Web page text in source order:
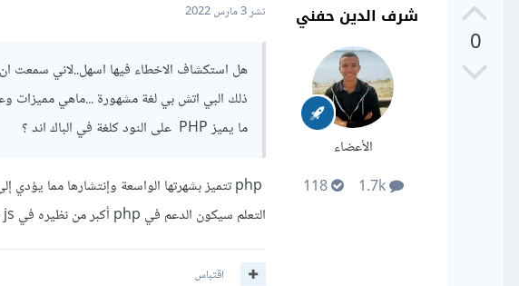
0
شرف الدين حفني
الأعضاء
1.7k
118
نشر3 مارس 2022
هل استكشاف الاخطاء فيها اسهل..لاني سمعت
ذلك البي اتش بي لغة مشهورة ...ماهي مميزات
ما يميز PHP على النود كلغة في الباك اند ؟
التعلم سيكون الدعم في php أكبر من نظيره في node js
اقتباس